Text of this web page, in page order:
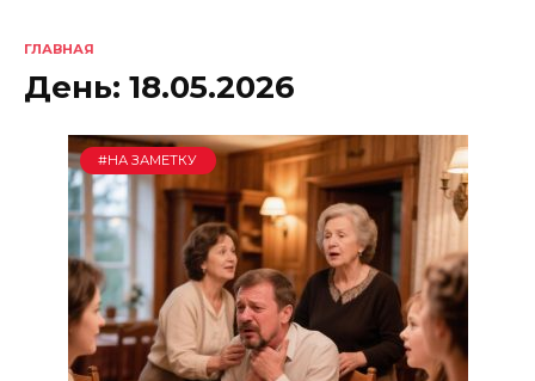
ГЛАВНАЯ
День: 18.05.2026
#НА ЗАМЕТКУ